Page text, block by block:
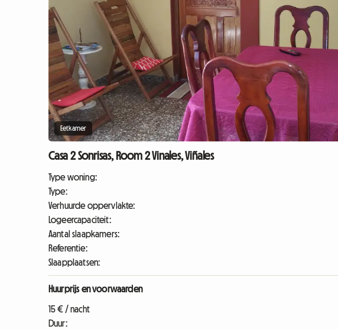
Eetkamer
Casa 2 Sonrisas, Room 2 Vinales, Viñales
Type woning:
Type:
Verhuurde oppervlakte:
Logeercapaciteit:
Aantal slaapkamers:
Referentie:
Slaapplaatsen:
Huurprijs en voorwaarden
15 € / nacht
Duur: